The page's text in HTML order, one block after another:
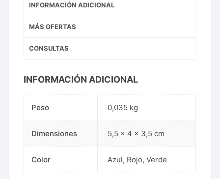
INFORMACIÓN ADICIONAL
MÁS OFERTAS
CONSULTAS
INFORMACIÓN ADICIONAL
Peso 0,035 kg
Dimensiones 5,5 × 4 × 3,5 cm
Color Azul, Rojo, Verde